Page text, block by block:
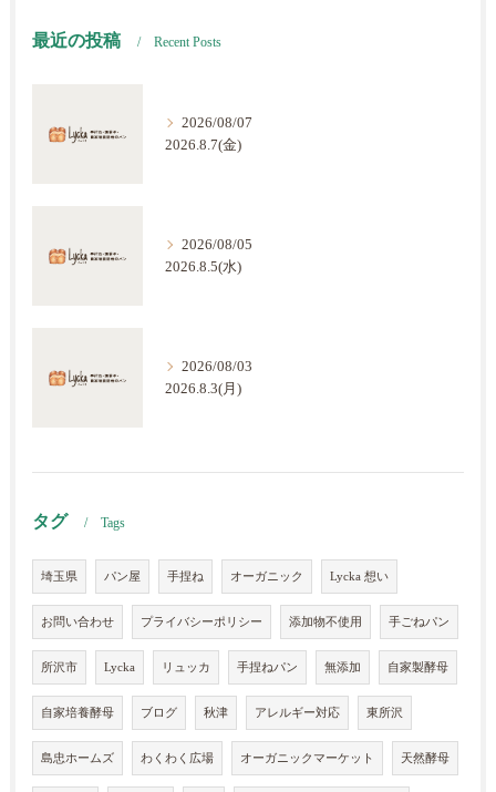
最近の投稿 Recent Posts
2026/08/07
2026.8.7(金)
2026/08/05
2026.8.5(水)
2026/08/03
2026.8.3(月)
タグ Tags
埼玉県 パン屋 手捏ね オーガニック Lycka 想い
お問い合わせ プライバシーポリシー 添加物不使用 手ごねパン
所沢市 Lycka リュッカ 手捏ねパン 無添加 自家製酵母
自家培養酵母 ブログ 秋津 アレルギー対応 東所沢
島忠ホームズ わくわく広場 オーガニックマーケット 天然酵母